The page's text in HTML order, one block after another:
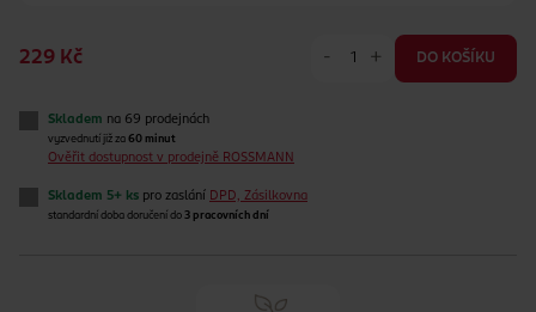
229 Kč - + DO KOŠÍKU
Skladem na 69 prodejnách
vyzvednutí již za 60 minut
Ověřit dostupnost v prodejně ROSSMANN
Skladem 5+ ks pro zaslání DPD, Zásilkovna
standardní doba doručení do 3 pracovních dní